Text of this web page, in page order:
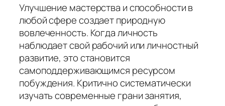
Улучшение мастерства и способности в
любой сфере создает природную
вовлеченность. Когда личность
наблюдает свой рабочий или личностный
развитие, это становится
самоподдерживающимся ресурсом
побуждения. Критично систематически
изучать современные грани занятия,